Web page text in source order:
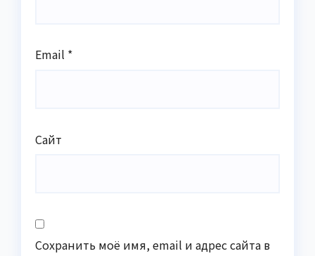
Email *
Сайт
Сохранить моё имя, email и адрес сайта в